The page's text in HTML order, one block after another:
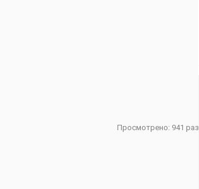
Просмотрено: 941 раз